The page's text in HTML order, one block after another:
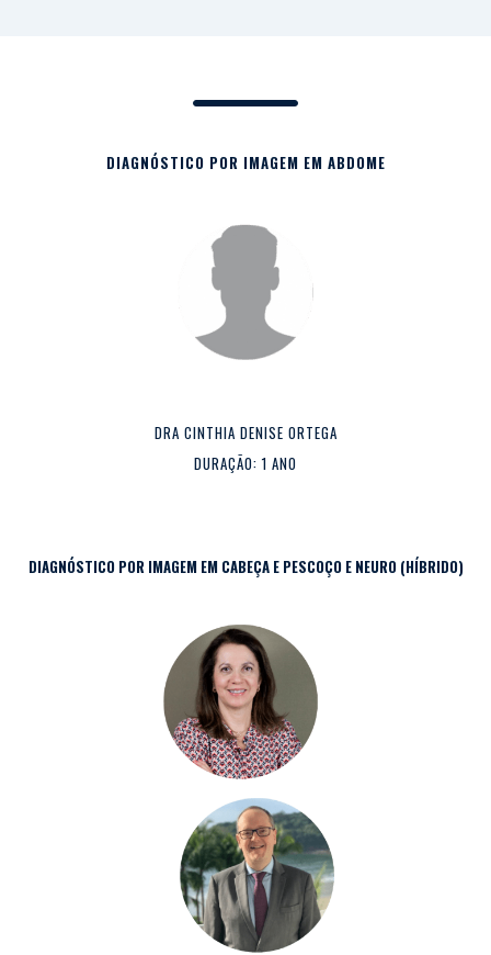
DIAGNÓSTICO POR IMAGEM EM ABDOME
DRA CINTHIA DENISE ORTEGA
DURAÇÃO: 1 ANO
DIAGNÓSTICO POR IMAGEM EM CABEÇA E PESCOÇO E NEURO (HÍBRIDO)